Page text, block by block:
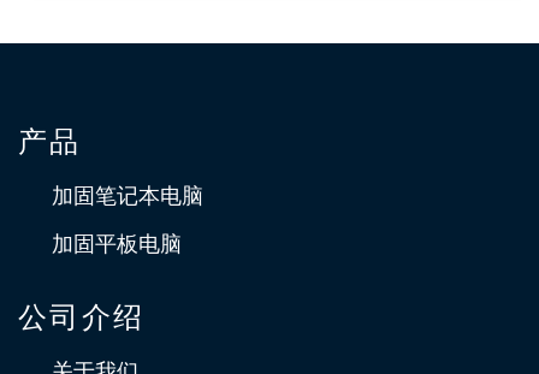
产品
加固笔记本电脑
加固平板电脑
公司介绍